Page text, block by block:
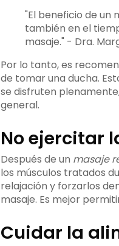
"El beneficio de un
también en el
masaje." - Dra.
Por lo tanto, es
de tomar una ducha.
se disfruten
general.
No ejercitar
Después de un masaje
los músculos tratados
relajación y forzarlos
masaje. Es mejor
Cuidar la